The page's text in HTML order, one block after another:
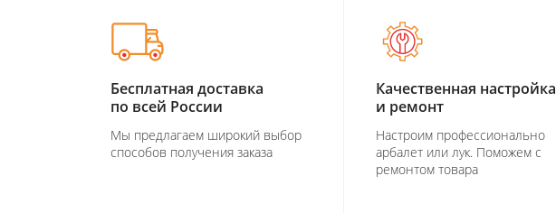
Бесплатная доставка
по всей России
Мы предлагаем широкий выбор
способов получения заказа
Качественная настройка
и ремонт
Настроим профессионально
арбалет или лук. Поможем с
ремонтом товара